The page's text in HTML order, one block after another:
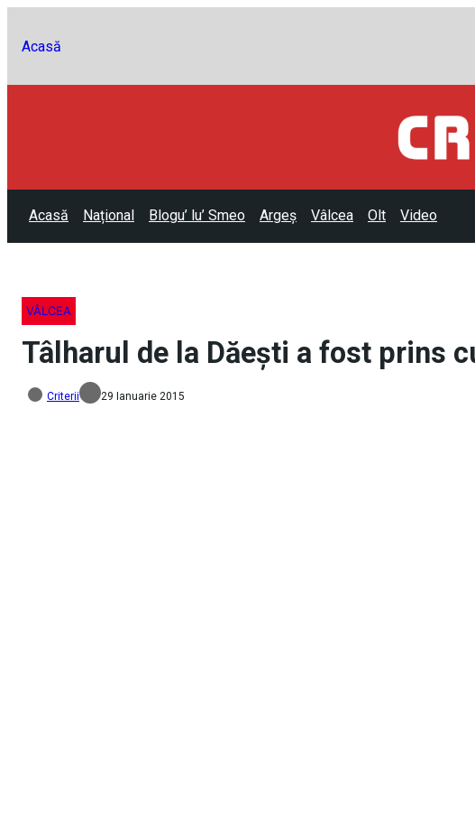
Acasă
Acasă Național Blogu’ lu’ Smeo Argeș Vâlcea Olt Video
VÂLCEA
Tâlharul de la Dăeşti a fost prins
Criterii 29 Ianuarie 2015